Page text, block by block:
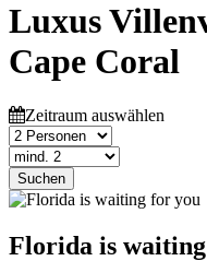
Luxus
Cape Coral
Zeitraum auswählen
Suchen
Florida is